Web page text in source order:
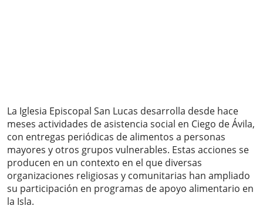
La Iglesia Episcopal San Lucas desarrolla desde hace
meses actividades de asistencia social en Ciego de Ávila,
con entregas periódicas de alimentos a personas
mayores y otros grupos vulnerables. Estas acciones se
producen en un contexto en el que diversas
organizaciones religiosas y comunitarias han ampliado
su participación en programas de apoyo alimentario en
la Isla.